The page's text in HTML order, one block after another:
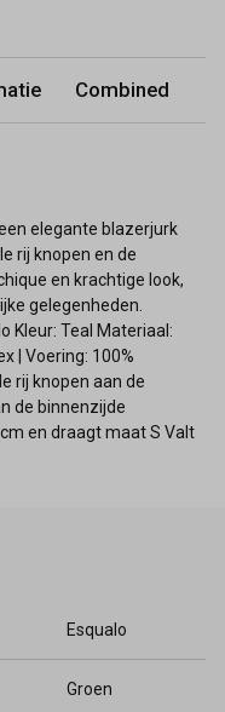
Combined
elegante blazerjurk
rij knopen en de
en krachtige look,
gelegenheden.
Kleur: Teal Materiaal:
| Voering: 100%
rij knopen aan de
de binnenzijde
en draagt maat S Valt
Esqualo
Groen